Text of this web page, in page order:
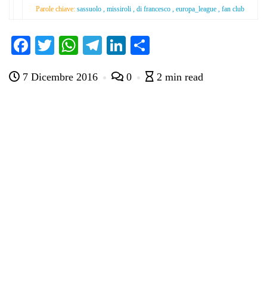
Parole chiave: sassuolo , missiroli , di francesco , europa_league , fan club
Fa
bo
T
tte
W
ts
Te
gr
Li
ed di
7 Dicembre 2016 0 2 min read